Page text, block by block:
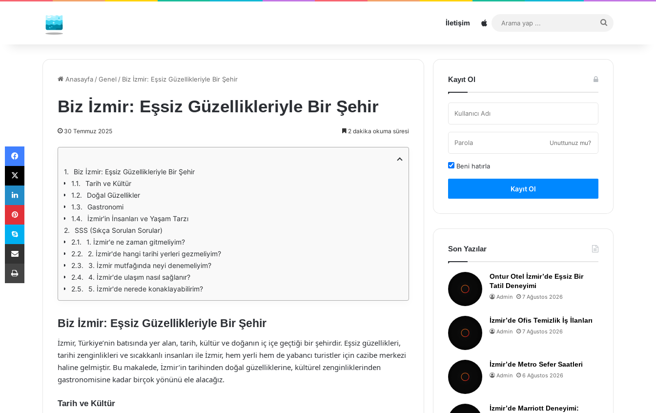
İletişim Sitemap
...
Anasayfa /Genel / Biz İzmir: Eşsiz Güzellikleriyle Bir Şehir
Biz İzmir: Eşsiz Güzellikleriyle Bir Şehir
30 Temmuz 2025 2 dakika okuma süresi
Biz İzmir: Eşsiz Güzellikleriyle Bir Şehir
Tarih ve Kültür
Doğal Güzellikler
Gastronomi
İzmir'in İnsanları ve Yaşam Tarzı
SSS (Sıkça Sorulan Sorular)
1. İzmir'e ne zaman gitmeliyim?
2. İzmir'de hangi tarihi yerleri gezmeliyim?
3. İzmir mutfağında neyi denemeliyim?
4. İzmir'de ulaşım nasıl sağlanır?
5. İzmir'de nerede konaklayabilirim?
Biz İzmir: Eşsiz Güzellikleriyle Bir Şehir
İzmir, Türkiye’nin batısında yer alan, tarih, kültür ve doğanın iç içe geçtiği bir şehirdir. Eşsiz güzellikleri,
tarihi zenginlikleri ve sıcakkanlı insanları ile İzmir, hem yerli hem de yabancı turistler için cazibe merkezi
haline gelmiştir. Bu makalede, İzmir’in tarihinden doğal güzelliklerine, kültürel zenginliklerinden
gastronomisine kadar birçok yönünü ele alacağız.
Tarih ve Kültür
Kayıt Ol
Unuttunuz mu?
Beni hatırla
Kayıt Ol
Son Yazılar
Ontur Otel İzmir’de Eşsiz Bir
Tatil Deneyimi
Admin 7 Ağustos 2026
İzmir’de Ofis Temizlik İş İlanları
Admin 7 Ağustos 2026
İzmir’de Metro Sefer Saatleri
Admin 6 Ağustos 2026
İzmir’de Marriott Deneyimi:
Facebook
X
LinkedIn
Pinterest
Skype
E-Posta ile paylaş